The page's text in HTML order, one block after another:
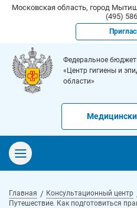
Московская область, город
(495)
Федеральное
«Центр гигиены и
области»
Главная Консультационный центр
Путешествие. Как подготовиться